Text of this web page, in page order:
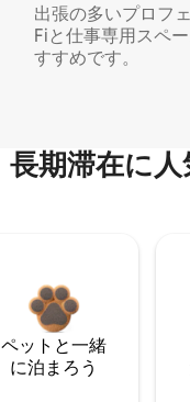
出張の多いプロフ
Fiと仕事専用スペ
すすめです。
長期滞在に
ペットと一緒
に泊まろう